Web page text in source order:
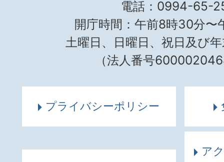
電話：0994-65-
開庁時間：午前8時30分〜
土曜日、日曜日、祝日及び
（法人番号
プライバシーポリシー
ア